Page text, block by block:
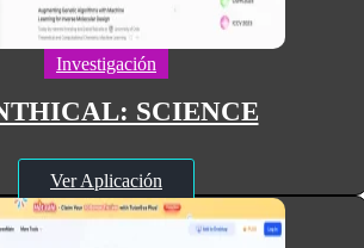
Investigación
SCIENCE
Ver Aplicación